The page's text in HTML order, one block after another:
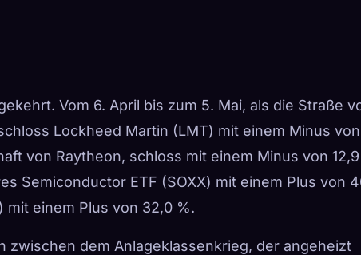
Vom 6. April bis zum 5. Mai, als die Straße
Lockheed Martin (LMT) mit einem Minus von
von Raytheon, schloss mit einem Minus von
Semiconductor ETF (SOXX) mit einem Plus von
mit einem Plus von 32,0 %.
zwischen dem Anlageklassenkrieg, der angeheizt